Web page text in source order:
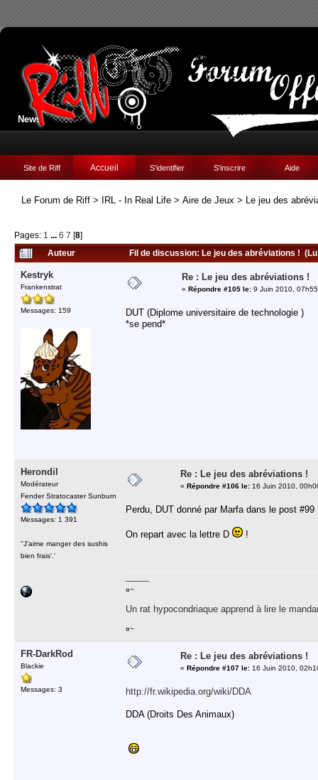
News:
Site de Riff Accueil S'identifier S'inscrire Aide
Le Forum de Riff > IRL - In Real Life > Aire de Jeux > Le jeu des
Pages: 1 ... 6 7 [8]
Auteur
Fil de discussion: Le jeu des abréviations !
Kestryk
Frankenstrat
Messages: 159
Re : Le jeu des abréviations !
« Répondre #105 le: 9 Juin 2010,
DUT (Diplome universitaire de technologie )
*se pend*
Herondil
Modérateur
Fender Stratocaster Sunburn
Messages: 1 391
''J'aime manger des sushis
bien frais'.'
Re : Le jeu des abréviations !
« Répondre #106 le: 16 Juin 2010,
Perdu, DUT donné par Marfa dans le post #99
On repart avec la lettre D !
-----------
¤~
Un rat hypocondriaque apprend à lire le
¤~
FR-DarkRod
Blackie
Messages: 3
Re : Le jeu des abréviations !
« Répondre #107 le: 16 Juin 2010,
http://fr.wikipedia.org/wiki/DDA
DDA (Droits Des Animaux)